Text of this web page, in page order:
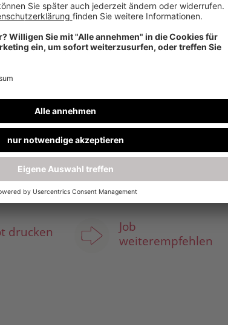
Schnittblumen
Kreativität ist Ihre Leidenschaft
und Kunden sowie im Verkauf von
und Kollegen verlassen
Sie Ihre Expertise als Verkäufer
drucken
Job
weiterempfehlen